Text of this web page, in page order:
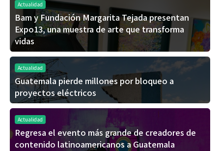
Actualidad
Bam y Fundación Margarita Tejada presentan
Expo13, una muestra de arte que transforma
vidas
Actualidad
Guatemala pierde millones por bloqueo a
proyectos eléctricos
Actualidad
Regresa el evento más grande de creadores de
contenido latinoamericanos a Guatemala